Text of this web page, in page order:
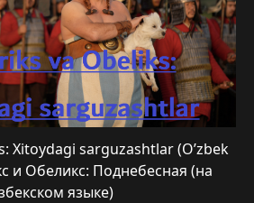
Xitoydagi sarguzashtlar (O’zbek
и Обеликс: Поднебесная (на
языке)